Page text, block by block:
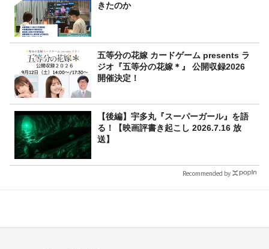
きたのか
五等分の花嫁 カードゲーム presents ラ
ジオ『五等分の花嫁＊』 公開収録2026
開催決定！
【後編】宇多丸『スーパーガール』を語
る！【映画評書き起こし 2026.7.16 放
送】
Recommended by